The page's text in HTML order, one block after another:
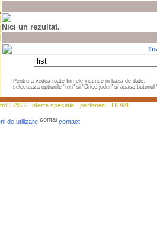
Nici un rezultat.
Pentru a vedea toate firmele inscrise in baza de date,
selecteaza optiunile "toti" si "Orice judet" si apasa butonul
oferte speciale parteneri HOME
de utilizare contact